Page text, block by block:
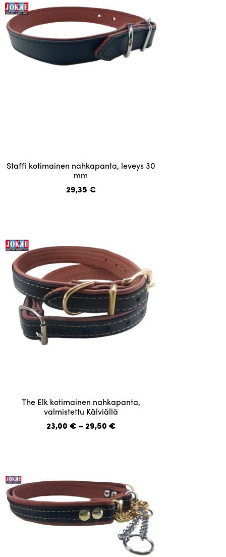
valinnat
tuotteen
sivulla.
Tällä
tuotteella
on
valinnat
tuotteen
sivulla.
Staffi kotimainen nahkapanta, leveys 30
mm
29,35 €
tuotteella
on
valinnat
tuotteen
sivulla.
The Elk kotimainen nahkapanta,
valmistettu Kälviällä
23,00 € –29,50 €Hintaluokka: